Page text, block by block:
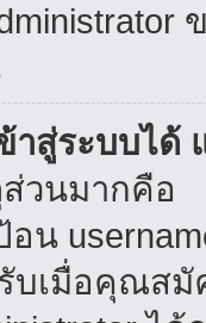
าสู่ระบบได้
วนมากคือ
น
บเมื่อคุณสมั